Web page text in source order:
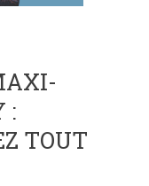
:
TOUT